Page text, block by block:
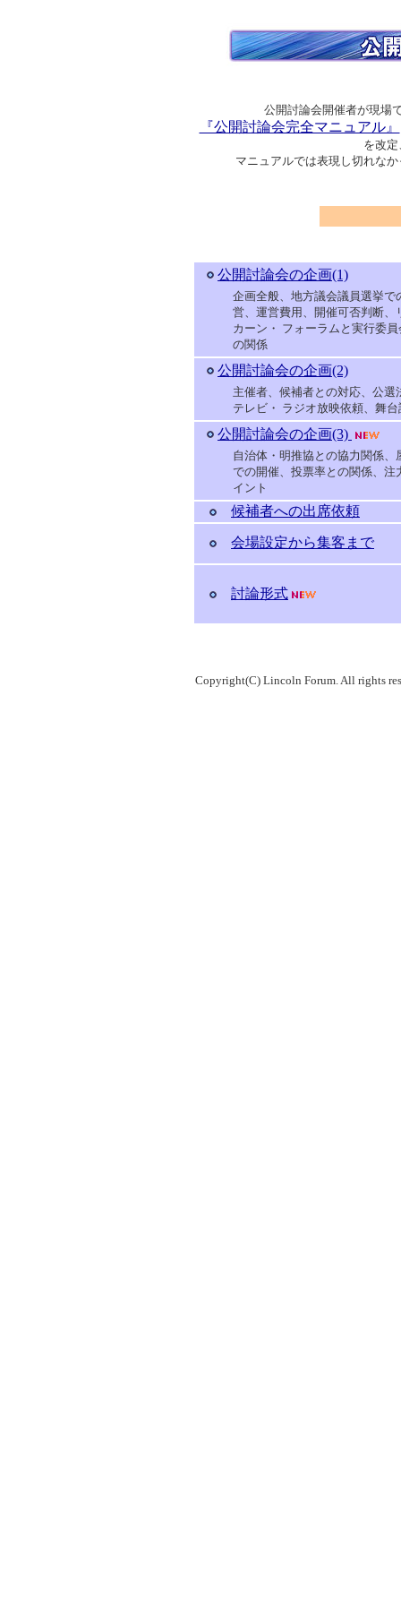
公開討論会開催者が現場
『公開討論会完全マニュアル』
を改
マニュアルでは表現し切れな
公開討論会の企画(1)
企画全般、地方議会議員選挙で
営、運営費用、開催可否判断、
カーン・ フォーラムと実行委員
の関係
公開討論会の企画(2)
主催者、候補者との対応、公選
テレビ・ ラジオ放映依頼、舞台
公開討論会の企画(3)
自治体・明推協との協力関係、
での開催、投票率との関係、注
イント
候補者への出席依頼
会場設定から集客まで
討論形式
Copyright(C) Lincoln Forum. All rights